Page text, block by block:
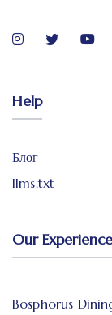
Help
Блог
llms.txt
Our
Bosphorus